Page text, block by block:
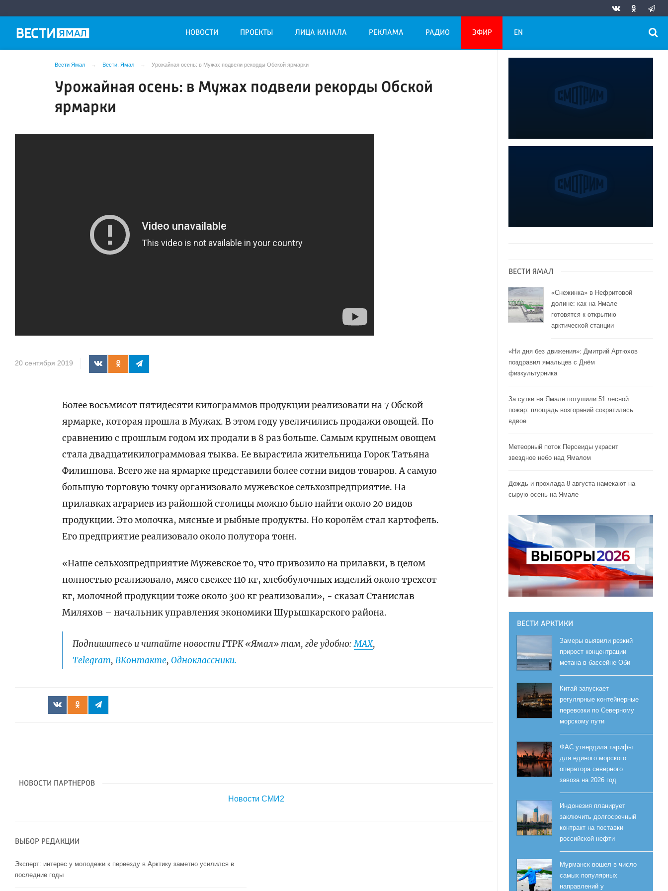
НОВОСТИ ПРОЕКТЫ ЛИЦА КАНАЛА РЕКЛАМА РАДИО ЭФИР EN
Вести Ямал Вести. Ямал Урожайная осень: в Мужах подвели рекорды Обской ярмарки
Урожайная осень: в Мужах подвели рекорды Обской
ярмарки
20 сентября 2019
Более восьмисот пятидесяти килограммов продукции реализовали на 7 Обской
ярмарке, которая прошла в Мужах. В этом году увеличились продажи овощей. По
сравнению с прошлым годом их продали в 8 раз больше. Самым крупным овощем
стала двадцатикилограммовая тыква. Ее вырастила жительница Горок Татьяна
Филиппова. Всего же на ярмарке представили более сотни видов товаров. А самую
большую торговую точку организовало мужевское сельхозпредприятие. На
прилавках аграриев из районной столицы можно было найти около 20 видов
продукции. Это молочка, мясные и рыбные продукты. Но королём стал картофель.
Его предприятие реализовало около полутора тонн.
«Наше сельхозпредприятие Мужевское то, что привозило на прилавки, в целом
полностью реализовало, мясо свежее 110 кг, хлебобулочных изделий около трехсот
кг, молочной продукции тоже около 300 кг реализовали», - сказал Станислав
Миляхов – начальник управления экономики Шурышкарского района.
Подпишитесь и читайте новости ГТРК «Ямал» там, где удобно:МАХ,
Telegram,ВКонтакте,Одноклассники.
НОВОСТИ ПАРТНЕРОВ
Новости СМИ2
ВЫБОР РЕДАКЦИИ
Эксперт: интерес у молодежи к переезду в Арктику заметно усилился в
последние годы
ВЕСТИ ЯМАЛ
«Снежинка» в Нефритовой
долине: как на Ямале
готовятся к открытию
арктической станции
«Ни дня без движения»: Дмитрий Артюхов
поздравил ямальцев с Днём
физкультурника
За сутки на Ямале потушили 51 лесной
пожар: площадь возгораний сократилась
вдвое
Метеорный поток Персеиды украсит
звездное небо над Ямалом
Дождь и прохлада 8 августа намекают на
сырую осень на Ямале
ВЕСТИ АРКТИКИ
Замеры выявили резкий
прирост концентрации
метана в бассейне Оби
Китай запускает
регулярные контейнерные
перевозки по Северному
морскому пути
ФАС утвердила тарифы
для единого морского
оператора северного
завоза на 2026 год
Индонезия планирует
заключить долгосрочный
контракт на поставки
российской нефти
Мурманск вошел в число
самых популярных
направлений у